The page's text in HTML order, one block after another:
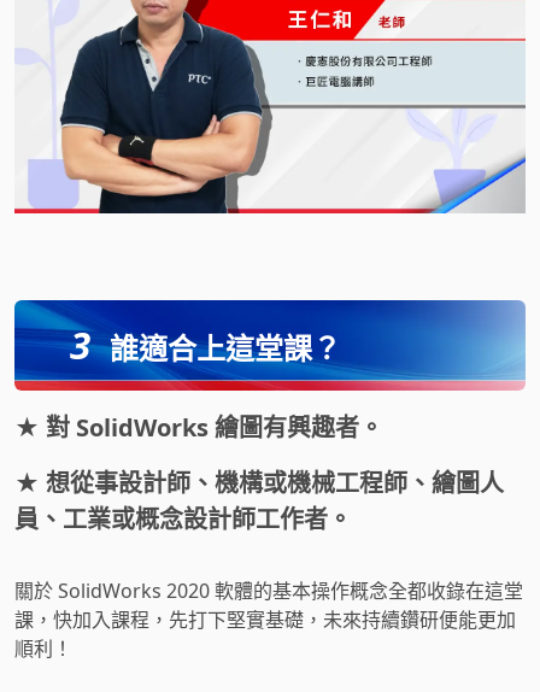
3 誰適合上這堂課？
★ 對 SolidWorks 繪圖有興趣者。
★ 想從事設計師、機構或機械工程師、繪圖人
員、工業或概念設計師工作者。
關於 SolidWorks 2020 軟體的基本操作概念全都收錄在這堂
課，快加入課程，先打下堅實基礎，未來持續鑽研便能更加
順利！